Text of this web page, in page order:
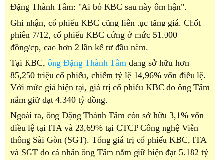
Đặng Thành Tâm: "Ai bỏ KBC sau này ôm hận".
Ghi nhận, cổ phiếu KBC cũng liên tục tăng giá. Chốt
phiên 7/12, cổ phiếu KBC đứng ở mức 51.000
đồng/cp, cao hơn 2 lần kể từ đầu năm.
Tại KBC, ông Đặng Thành Tâm đang sở hữu hơn
85,250 triệu cổ phiếu, chiếm tỷ lệ 14,96% vốn điều lệ.
Với mức giá hiện tại, giá trị cổ phiếu KBC do ông Tâm
nắm giữ đạt 4.340 tỷ đồng.
Ngoài ra, ông Đặng Thành Tâm còn sở hữu 3,1% vốn
điều lệ tại ITA và 23,69% tại CTCP Công nghệ Viễn
thông Sài Gòn (SGT). Tổng giá trị cổ phiếu KBC, ITA
và SGT do cá nhân ông Tâm nắm giữ hiện đạt 5.182 tỷ